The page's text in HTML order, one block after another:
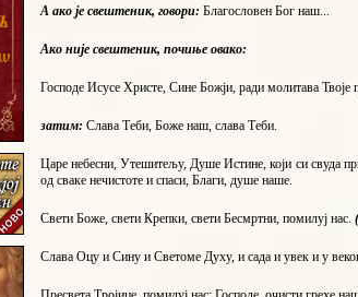
А ако је свештеник, говори: Благословен Бог наш...
Ако није свештеник, почиње овако:
Господе Исусе Христе, Сине Божји, ради молитава
затим: Слава Теби, Боже наш, слава Теби.
Царе небесни, Утешитељу, Душе Истине, који си свуда
од сваке нечистоте и спаси, Благи, душе наше.
Свети Боже, свети Крепки, свети Бесмртни, помилуј нас.
Слава Оцу и Сину и Светоме Духу, и сада и увек и у